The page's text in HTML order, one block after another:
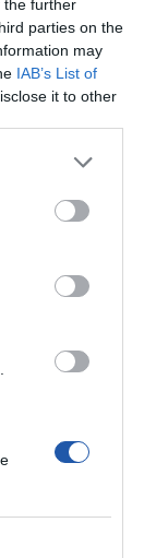
the further
parties on the
may
IAB’s List of
it to other
w zależności od
service?